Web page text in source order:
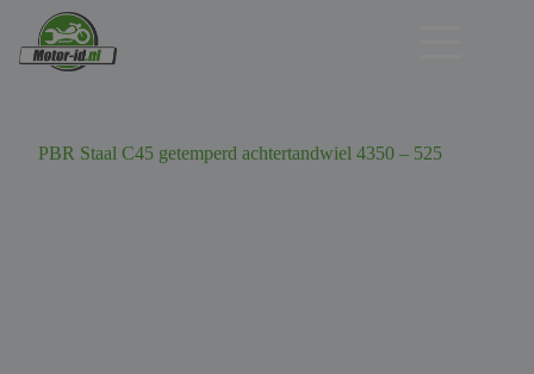
PBR Staal C45 getemperd achtertandwiel 4350 – 525